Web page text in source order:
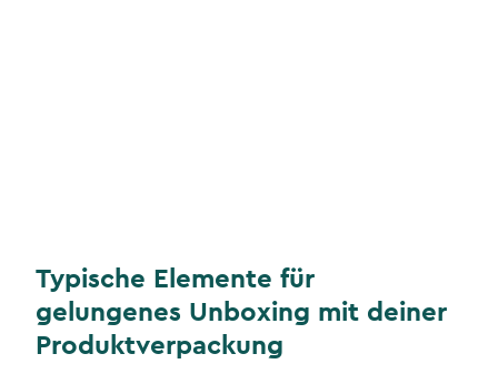
Typische Elemente für
gelungenes Unboxing mit deiner
Produktverpackung